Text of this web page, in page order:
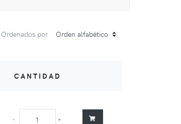
Ordenados por
CANTIDAD
- +